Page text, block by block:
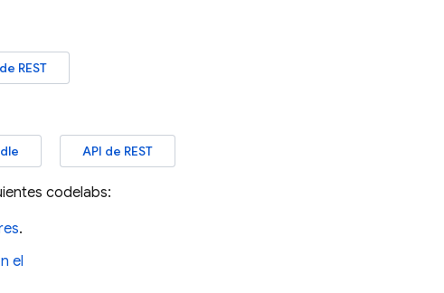
REST
API de REST
codelabs:
.
el